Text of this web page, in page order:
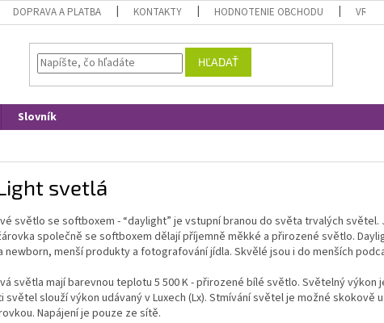
DOPRAVA A PLATBA KONTAKTY HODNOTENIE OBCHODU
HĽADAŤ
Slovník
svetlá
světlo se softboxem - “daylight” je vstupní branou do světa trvalých
společně se softboxem dělají příjemně měkké a přirozené světlo.
newborn, menší produkty a fotografování jídla. Skvělé jsou i do menších
světla mají barevnou teplotu 5 500 K - přirozené bílé světlo. Světelný výkon
světel slouží výkon udávaný v Luxech (Lx). Stmívání světel je možné
Napájení je pouze ze sítě.